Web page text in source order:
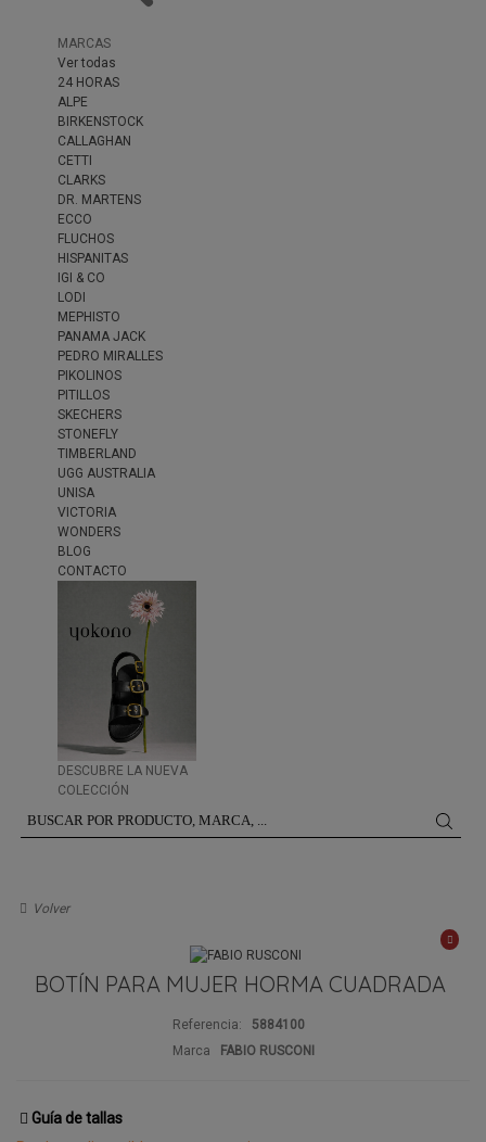
MARCAS
Ver todas
24 HORAS
ALPE
BIRKENSTOCK
CALLAGHAN
CETTI
CLARKS
DR. MARTENS
ECCO
FLUCHOS
HISPANITAS
IGI & CO
LODI
MEPHISTO
PANAMA JACK
PEDRO MIRALLES
PIKOLINOS
PITILLOS
SKECHERS
STONEFLY
TIMBERLAND
UGG AUSTRALIA
UNISA
VICTORIA
WONDERS
BLOG
CONTACTO
DESCUBRE LA NUEVA
COLECCIÓN
Volver
BOTÍN PARA MUJER HORMA CUADRADA
Referencia:
5884100
Marca
FABIO RUSCONI
Guía de tallas